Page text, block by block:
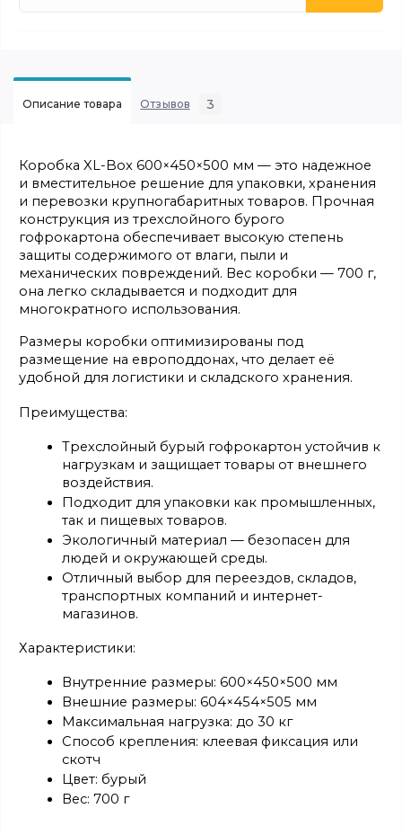
Описание товара Отзывов 3
Коробка XL-Box 600×450×500 мм — это надежное
и вместительное решение для упаковки, хранения
и перевозки крупногабаритных товаров. Прочная
конструкция из трехслойного бурого
гофрокартона обеспечивает высокую степень
защиты содержимого от влаги, пыли и
механических повреждений. Вес коробки — 700 г,
она легко складывается и подходит для
многократного использования.
Размеры коробки оптимизированы под
размещение на европоддонах, что делает её
удобной для логистики и складского хранения.
Преимущества:
Трехслойный бурый гофрокартон устойчив к
нагрузкам и защищает товары от внешнего
воздействия.
Подходит для упаковки как промышленных,
так и пищевых товаров.
Экологичный материал — безопасен для
людей и окружающей среды.
Отличный выбор для переездов, складов,
транспортных компаний и интернет-
магазинов.
Характеристики:
Внутренние размеры: 600×450×500 мм
Внешние размеры: 604×454×505 мм
Максимальная нагрузка: до 30 кг
Способ крепления: клеевая фиксация или
скотч
Цвет: бурый
Вес: 700 г